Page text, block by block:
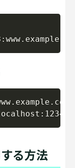
る方法